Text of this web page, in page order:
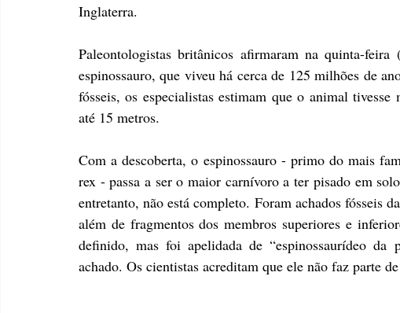
Inglaterra.
Paleontologistas britânicos afirmaram na quinta-
espinossauro, que viveu há cerca de 125 milhões de
fósseis, os especialistas estimam que o animal
até 15 metros.
Com a descoberta, o espinossauro - primo do mais
rex - passa a ser o maior carnívoro a ter pisado em
entretanto, não está completo. Foram achados fósseis
além de fragmentos dos membros superiores e
definido, mas foi apelidada de “espinossaurídeo
achado. Os cientistas acreditam que ele não faz parte